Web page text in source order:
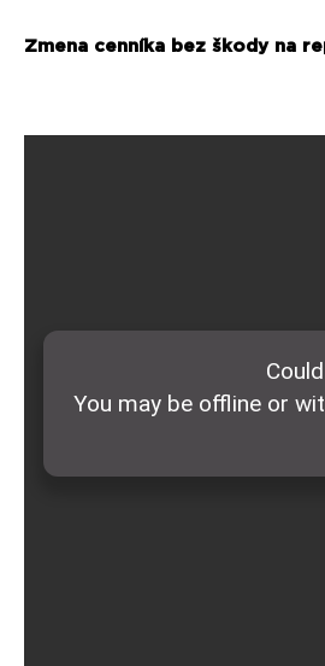
Zmena cenníka bez škody na